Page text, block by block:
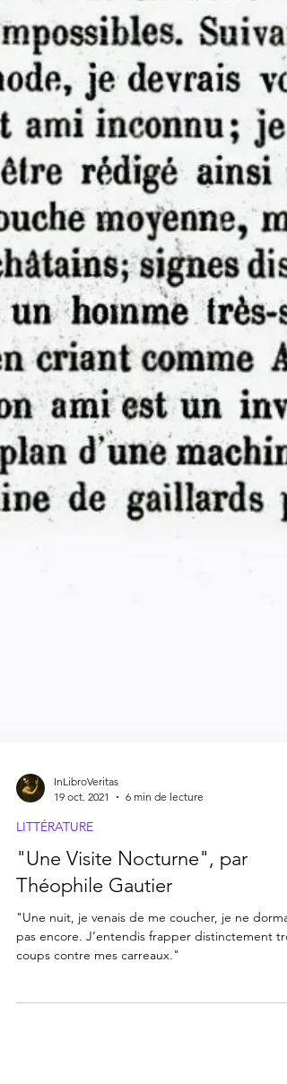
InLibroVeritas
LITTÉRATURE
"Une Visite Nocturne", par
Théophile Gautier
"Une nuit, je venais de me coucher, je ne